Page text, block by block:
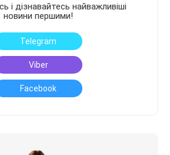
і дізнавайтесь найважливіші
новини першими!
Telegram
Viber
Facebook